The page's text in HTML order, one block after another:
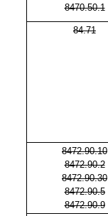
8470.50.1
84.71
8472.90.10
8472.90.2
8472.90.30
8472.90.5
8472.90.9